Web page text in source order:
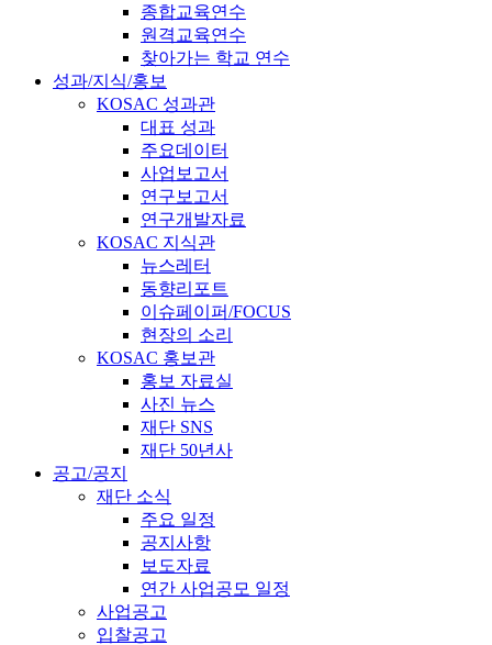
종합교육연수
원격교육연수
찾아가는 학교 연수
성과/지식/홍보
KOSAC 성과관
대표 성과
주요데이터
사업보고서
연구보고서
연구개발자료
KOSAC 지식관
뉴스레터
동향리포트
이슈페이퍼/FOCUS
현장의 소리
KOSAC 홍보관
홍보 자료실
사진 뉴스
재단 SNS
재단 50년사
공고/공지
재단 소식
주요 일정
공지사항
보도자료
연간 사업공모 일정
사업공고
입찰공고